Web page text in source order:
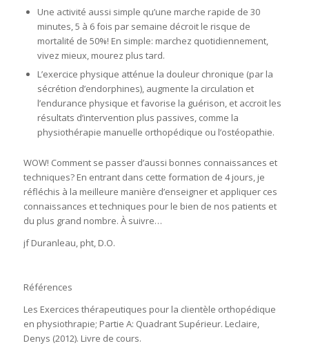
Une activité aussi simple qu’une marche rapide de 30
minutes, 5 à 6 fois par semaine décroit le risque de
mortalité de 50%! En simple: marchez quotidiennement,
vivez mieux, mourez plus tard.
L’exercice physique atténue la douleur chronique (par la
sécrétion d’endorphines), augmente la circulation et
l’endurance physique et favorise la guérison, et accroit les
résultats d’intervention plus passives, comme la
physiothérapie manuelle orthopédique ou l’ostéopathie.
WOW! Comment se passer d’aussi bonnes connaissances et
techniques? En entrant dans cette formation de 4 jours, je
réfléchis à la meilleure manière d’enseigner et appliquer ces
connaissances et techniques pour le bien de nos patients et
du plus grand nombre. À suivre…
jf Duranleau, pht, D.O.
Références
Les Exercices thérapeutiques pour la clientèle orthopédique
en physiothrapie; Partie A: Quadrant Supérieur. Leclaire,
Denys (2012). Livre de cours.